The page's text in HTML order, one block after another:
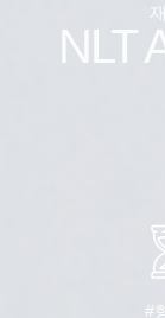
NLT
#